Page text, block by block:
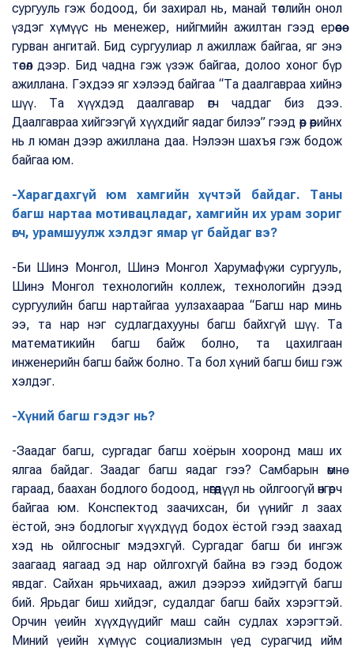
сургууль гэж бодоод, би захирал нь, манай төслийн онол
үздэг хүмүүс нь менежер, нийгмийн ажилтан гээд ерөөсөө
гурван ангитай. Бид сургуулиар л ажиллаж байгаа, яг энэ
төсөл дээр. Бид чадна гэж үзэж байгаа, долоо хоног бүр
ажиллана. Гэхдээ яг хэлээд байгаа “Та даалгавраа хийнэ
шүү. Та хүүхдэд даалгавар өгч чаддаг биз дээ.
Даалгавраа хийгээгүй хүүхдийг яадаг билээ” гээд өөр өөрийнх
нь л юман дээр ажиллана даа. Нэлээн шахъя гэж бодож
байгаа юм.
-Харагдахгүй юм хамгийн хүчтэй байдаг. Таны
багш нартаа мотивацладаг, хамгийн их урам зориг
өгч, урамшуулж хэлдэг ямар үг байдаг вэ?
-Би Шинэ Монгол, Шинэ Монгол Харумафүжи сургууль,
Шинэ Монгол технологийн коллеж, технологийн дээд
сургуулийн багш нартайгаа уулзахаараа “Багш нар минь
ээ, та нар нэг судлагдахууны багш байхгүй шүү. Та
математикийн багш байж болно, та цахилгаан
инженерийн багш байж болно. Та бол хүний багш биш гэж
хэлдэг.
-Хүний багш гэдэг нь?
-Заадаг багш, сургадаг багш хоёрын хооронд маш их
ялгаа байдаг. Заадаг багш яадаг гээ? Самбарын өмнө
гараад, баахан бодлого бодоод, нөгөөдүүл нь ойлгоогүй өнгөрч
байгаа юм. Конспектод заачихсан, би үүнийг л заах
ёстой, энэ бодлогыг хүүхдүүд бодох ёстой гээд заахад
хэд нь ойлгосныг мэдэхгүй. Сургадаг багш би ингэж
заагаад яагаад эд нар ойлгохгүй байна вэ гээд бодож
явдаг. Сайхан ярьчихаад, ажил дээрээ хийдэггүй багш
бий. Ярьдаг биш хийдэг, судалдаг багш байх хэрэгтэй.
Орчин үеийн хүүхдүүдийг маш сайн судлах хэрэгтэй.
Миний үеийн хүмүүс социализмын үед сурагчид ийм